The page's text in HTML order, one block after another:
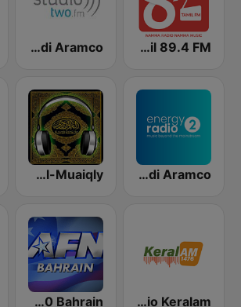
Tamil 89.4 FM
Studio2 Saudi Aramco
Energy Radio 2 Saudi Aramco Maher Al-Muaiqly (ماهر المعيقلي)
Radio Keralam
AFN 360 Bahrain